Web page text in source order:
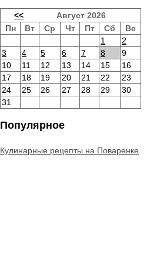
<<
Август 2026
Пн
Вт Ср Чт Пт Сб
Вс
1
2
3
4 5 6 7 8
9
10
11 12 13 14 15
16
17
18 19 20 21 22
23
24
25 26 27 28 29
30
31
Популярное
Кулинарные рецепты на Поваренке